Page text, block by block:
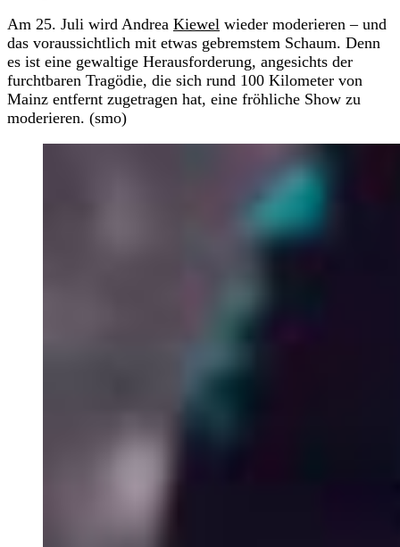
Am 25. Juli wird Andrea Kiewel wieder moderieren – und
das voraussichtlich mit etwas gebremstem Schaum. Denn
es ist eine gewaltige Herausforderung, angesichts der
furchtbaren Tragödie, die sich rund 100 Kilometer von
Mainz entfernt zugetragen hat, eine fröhliche Show zu
moderieren. (smo)